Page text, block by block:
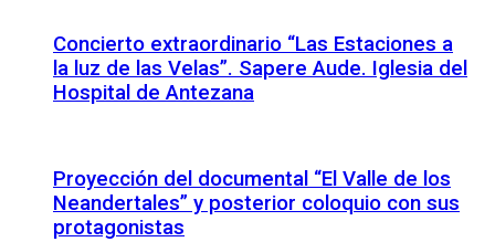
Concierto extraordinario “Las Estaciones a
la luz de las Velas”. Sapere Aude. Iglesia del
Hospital de Antezana
Proyección del documental “El Valle de los
Neandertales” y posterior coloquio con sus
protagonistas